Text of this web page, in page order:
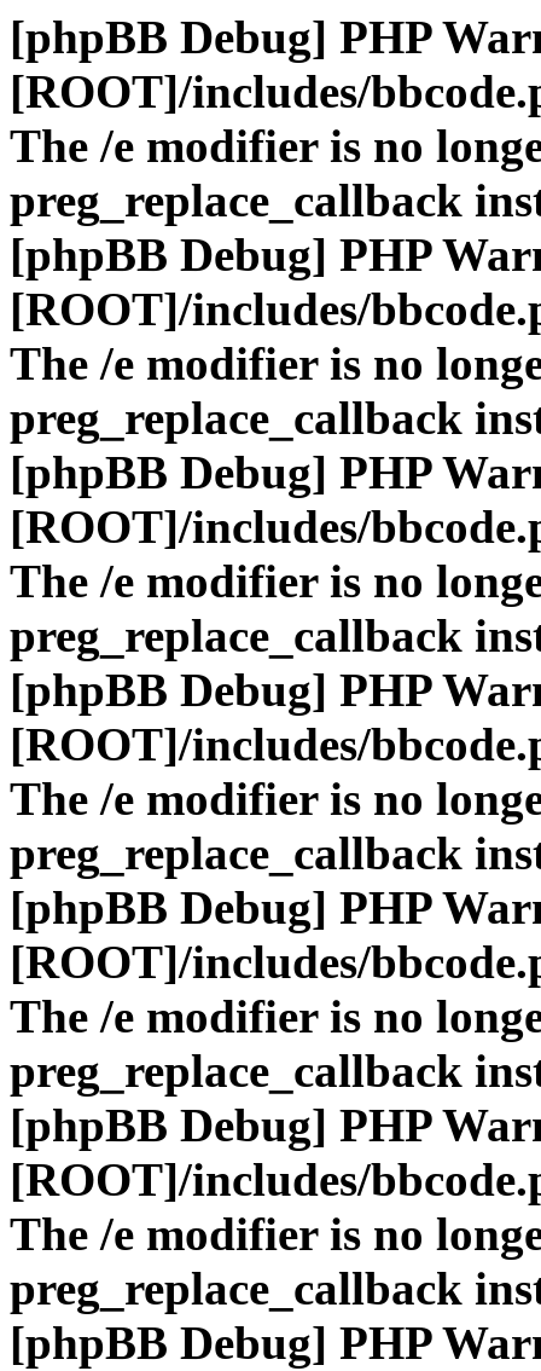
[phpBB Debug] PHP
[ROOT]/includes/
The /e modifier is no
preg_replace_callback
[phpBB Debug] PHP
[ROOT]/includes/
The /e modifier is no
preg_replace_callback
[phpBB Debug] PHP
[ROOT]/includes/
The /e modifier is no
preg_replace_callback
[phpBB Debug] PHP
[ROOT]/includes/
The /e modifier is no
preg_replace_callback
[phpBB Debug] PHP
[ROOT]/includes/
The /e modifier is no
preg_replace_callback
[phpBB Debug] PHP
[ROOT]/includes/
The /e modifier is no
preg_replace_callback
[phpBB Debug] PHP